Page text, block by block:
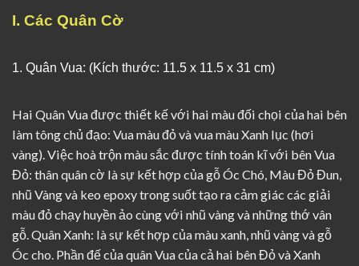
I. Các Quân Cờ
1. Quân Vua: (Kích thước: 11.5 x 11.5 x 31 cm)
Hai Quân Vua được thiết kế với hai màu đối chọi của hai bên
làm tông chủ đạo: Vua màu đỏ và vua màu Xanh lục (hơi
vàng). Việc hoà trộn màu sắc được tính toán kĩ với bên Vua
Đỏ: thân quân cờ là sự kết hợp của gỗ Óc Chó, Màu Đỏ Đun,
nhũ Vàng và keo epoxy trong suốt tạo ra cảm giác các giải
màu đỏ chạy huyền ảo cùng với nhũ vàng và những thớ vân
gỗ. Quân Xanh: là sự kết hợp của màu xanh, nhũ vàng và gỗ
Óc cho. Phần đế của quân Vua của cả hai bên Đỏ và Xanh